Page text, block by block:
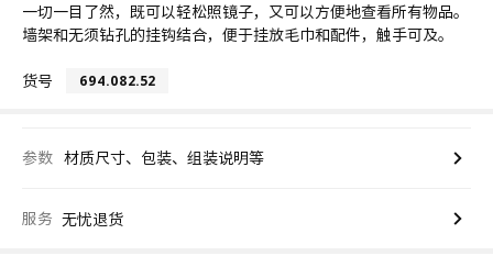
一切一目了然，既可以轻松照镜子，又可以方便地查看所有物品。
墙架和无须钻孔的挂钩结合，便于挂放毛巾和配件，触手可及。
货号 694.082.52
参数 材质尺寸、包装、组装说明等
服务 无忧退货